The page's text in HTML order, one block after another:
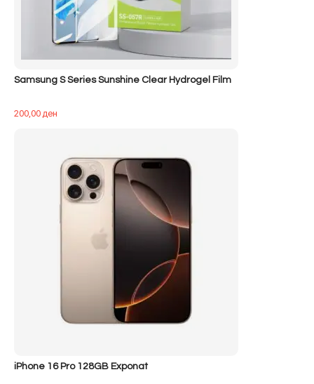
Samsung S Series Sunshine Clear Hydrogel Film
200,00ден
iPhone 16 Pro 128GB Exponat